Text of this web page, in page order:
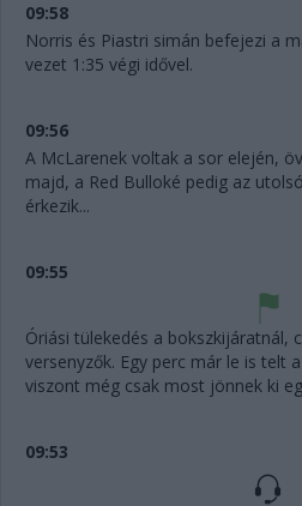
09:58
Norris és Piastri simán befejezi a
vezet 1:35 végi idővel.
09:56
A McLarenek voltak a sor elején,
majd, a Red Bulloké pedig az
érkezik...
09:55
Óriási tülekedés a bokszkijáratnál,
versenyzők. Egy perc már le is telt
viszont még csak most jönnek ki
09:53